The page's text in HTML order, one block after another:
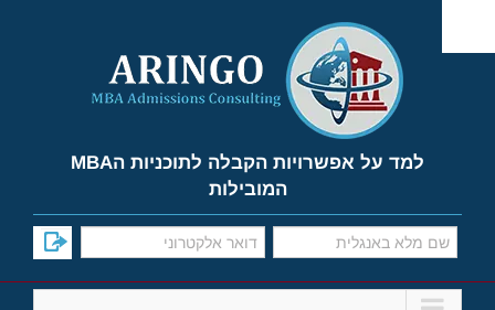
content
למד על אפשרויות הקבלה לתוכניות הMBA
המובילות